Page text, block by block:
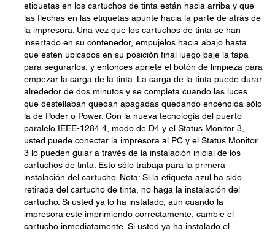
etiquetas en los cartuchos de tinta están hacia arriba y que
las flechas en las etiquetas apunte hacia la parte de atrás de
la impresora. Una vez que los cartuchos de tinta se han
insertado en su contenedor, empujelos hacia abajo hasta
que esten ubicados en su posición final luego baje la tapa
para segurarlos, y entonces apriete el botón de limpieza para
empezar la carga de la tinta. La carga de la tinta puede durar
alrededor de dos minutos y se completa cuando las luces
que destellaban quedan apagadas quedando encendida sólo
la de Poder o Power. Con la nueva tecnología del puerto
paralelo IEEE-1284.4, modo de D4 y el Status Monitor 3,
usted puede conectar la impresora al PC y el Status Monitor
3 lo pueden guiar a través de la instalación inicial de los
cartuchos de tinta. Esto sólo trabaja para la primera
instalación del cartucho. Nota: Si la etiqueta azul ha sido
retirada del cartucho de tinta, no haga la instalación del
cartucho. Si usted ya lo ha instalado, aun cuando la
impresora este imprimiendo correctamente, cambie el
cartucho inmediatamente. Si usted ya ha instalado el